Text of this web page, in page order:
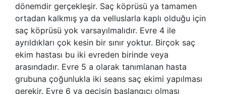
dönemdir gerçekleşir. Saç köprüsü ya tamamen
ortadan kalkmış ya da velluslarla kaplı olduğu için
saç köprüsü yok varsayılmalıdır. Evre 4 ile
ayrıldıkları çok kesin bir sınır yoktur. Birçok saç
ekim hastası bu iki evreden birinde veya
arasındadır. Evre 5 a olarak tanımlanan hasta
grubuna çoğunlukla iki seans saç ekimi yapılması
gerekir. Evre 6 ya geçişin başlangıcı olması